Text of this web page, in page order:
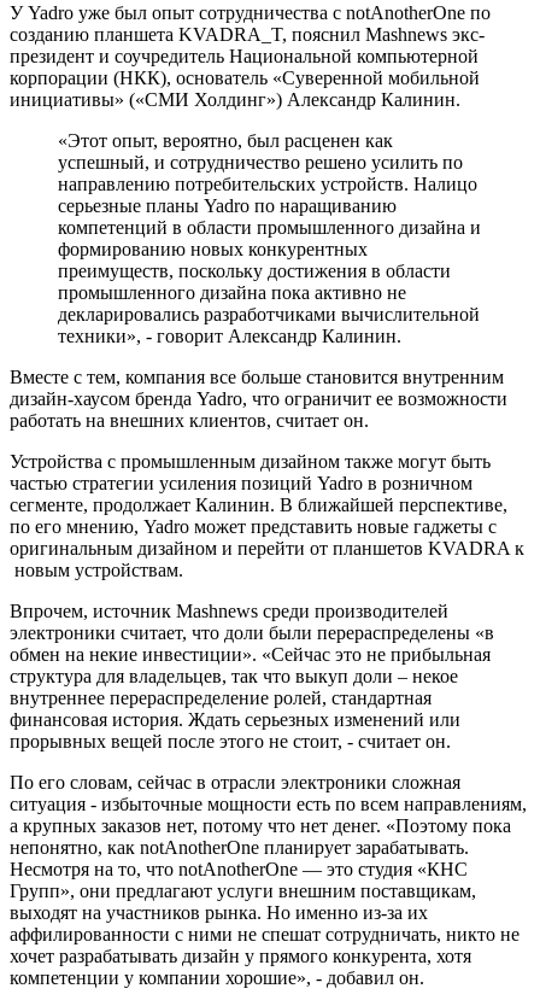
У Yadro уже был опыт сотрудничества с notAnotherOne по
созданию планшета KVADRA_T, пояснил Mashnews экс-
президент и соучредитель Национальной компьютерной
корпорации (НКК), основатель «Суверенной мобильной
инициативы» («СМИ Холдинг») Александр Калинин.
«Этот опыт, вероятно, был расценен как
успешный, и сотрудничество решено усилить по
направлению потребительских устройств. Налицо
серьезные планы Yadro по наращиванию
компетенций в области промышленного дизайна и
формированию новых конкурентных
преимуществ, поскольку достижения в области
промышленного дизайна пока активно не
декларировались разработчиками вычислительной
техники», - говорит Александр Калинин.
Вместе с тем, компания все больше становится внутренним
дизайн-хаусом бренда Yadro, что ограничит ее возможности
работать на внешних клиентов, считает он.
Устройства с промышленным дизайном также могут быть
частью стратегии усиления позиций Yadro в розничном
сегменте, продолжает Калинин. В ближайшей перспективе,
по его мнению, Yadro может представить новые гаджеты с
оригинальным дизайном и перейти от планшетов KVADRA к
новым устройствам.
Впрочем, источник Mashnews среди производителей
электроники считает, что доли были перераспределены «в
обмен на некие инвестиции». «Сейчас это не прибыльная
структура для владельцев, так что выкуп доли – некое
внутреннее перераспределение ролей, стандартная
финансовая история. Ждать серьезных изменений или
прорывных вещей после этого не стоит, - считает он.
По его словам, сейчас в отрасли электроники сложная
ситуация - избыточные мощности есть по всем направлениям,
а крупных заказов нет, потому что нет денег. «Поэтому пока
непонятно, как notAnotherOne планирует зарабатывать.
Несмотря на то, что notAnotherOne — это студия «КНС
Групп», они предлагают услуги внешним поставщикам,
выходят на участников рынка. Но именно из-за их
аффилированности с ними не спешат сотрудничать, никто не
хочет разрабатывать дизайн у прямого конкурента, хотя
компетенции у компании хорошие», - добавил он.